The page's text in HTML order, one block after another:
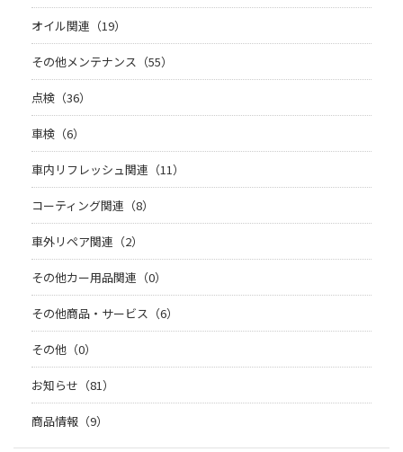
オイル関連（19）
その他メンテナンス（55）
点検（36）
車検（6）
車内リフレッシュ関連（11）
コーティング関連（8）
車外リペア関連（2）
その他カー用品関連（0）
その他商品・サービス（6）
その他（0）
お知らせ（81）
商品情報（9）